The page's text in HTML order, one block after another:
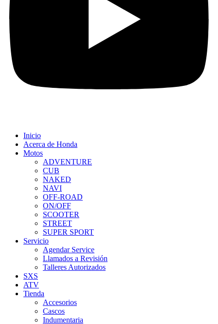
Inicio
Acerca de Honda
Motos
ADVENTURE
CUB
NAKED
NAVI
OFF-ROAD
ON/OFF
SCOOTER
STREET
SUPER SPORT
Servicio
Agendar Service
Llamados a Revisión
Talleres Autorizados
SXS
ATV
Tienda
Accesorios
Cascos
Indumentaria